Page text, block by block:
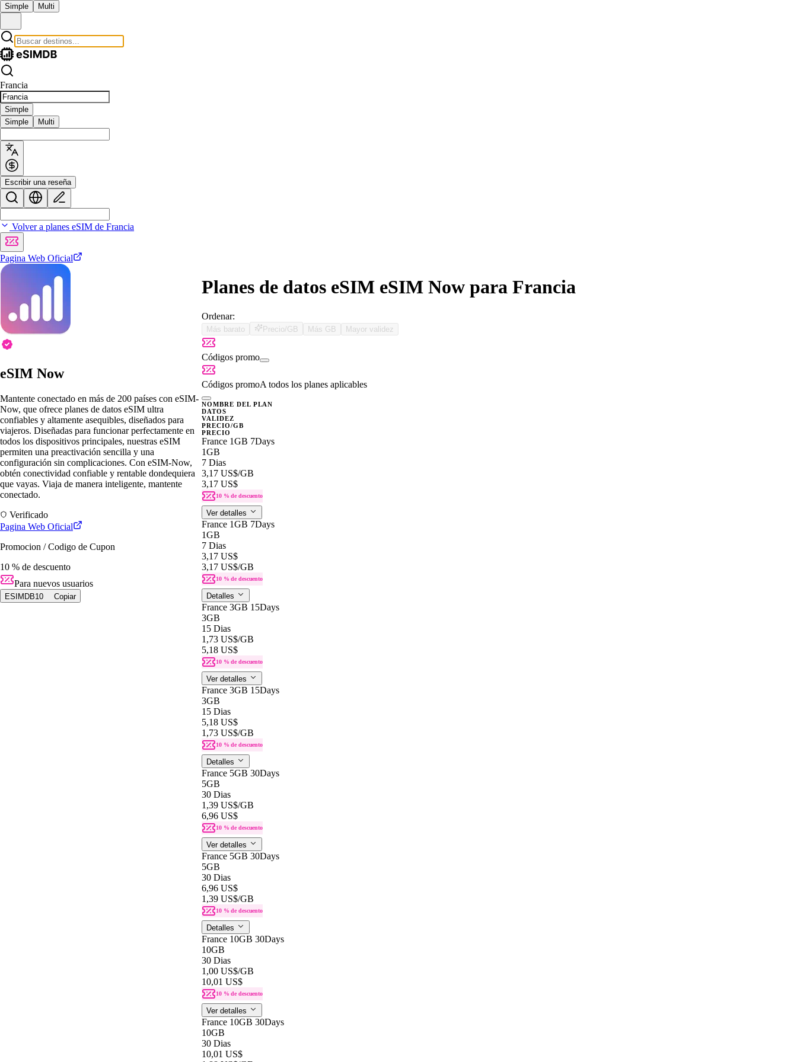
Simple Multi
Francia
Simple
Simple
Multi
Escribir una reseña
Volver a planes eSIM de Francia
Pagina Web Oficial
eSIM Now
Mantente conectado en más de 200 países con eSIM-
Now, que ofrece planes de datos eSIM ultra
confiables y altamente asequibles, diseñados para
viajeros. Diseñadas para funcionar perfectamente en
todos los dispositivos principales, nuestras eSIM
permiten una preactivación sencilla y una
configuración sin complicaciones. Con eSIM-Now,
obtén conectividad confiable y rentable dondequiera
que vayas. Viaja de manera inteligente, mantente
conectado.
Verificado
Pagina Web Oficial
Promocion / Codigo de Cupon
10 % de descuento
Para nuevos usuarios
ESIMDB10 Copiar
Planes de datos eSIM eSIM Now para Francia
Ordenar:
Más barato Precio/GB Más GB Mayor validez
Códigos promo
Códigos promoA todos los planes aplicables
NOMBRE DEL PLAN
DATOS
VALIDEZ
PRECIO/GB
PRECIO
France 1GB 7Days
1GB
7 Dias
3,17 US$/GB
3,17 US$
10 % de descuento
Ver detalles
France 1GB 7Days
1GB
7 Dias
3,17 US$
3,17 US$/GB
10 % de descuento
Detalles
France 3GB 15Days
3GB
15 Dias
1,73 US$/GB
5,18 US$
10 % de descuento
Ver detalles
France 3GB 15Days
3GB
15 Dias
5,18 US$
1,73 US$/GB
10 % de descuento
Detalles
France 5GB 30Days
5GB
30 Dias
1,39 US$/GB
6,96 US$
10 % de descuento
Ver detalles
France 5GB 30Days
5GB
30 Dias
6,96 US$
1,39 US$/GB
10 % de descuento
Detalles
France 10GB 30Days
10GB
30 Dias
1,00 US$/GB
10,01 US$
10 % de descuento
Ver detalles
France 10GB 30Days
10GB
30 Dias
10,01 US$